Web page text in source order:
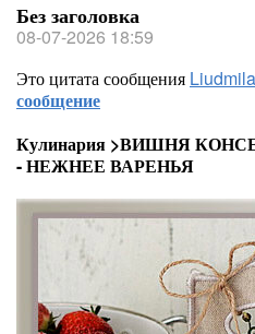
Без заголовка
08-07-2026 18:59
Это цитата сообщения
сообщение
Кулинария >ВИШНЯ
- НЕЖНЕЕ ВАРЕНЬЯ